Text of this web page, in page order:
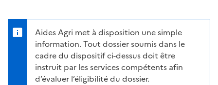
Aides Agri met à disposition une simple
information. Tout dossier soumis dans le
cadre du dispositif ci-dessus doit être
instruit par les services compétents afin
d’évaluer l’éligibilité du dossier.